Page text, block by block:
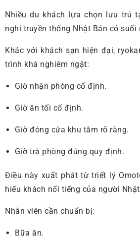
Nhiều du khách lựa chọn lưu trú
nghỉ truyền thống Nhật Bản có suối
Khác với khách sạn hiện đại,
trình khá nghiêm ngặt:
Giờ nhận phòng cố định.
Giờ ăn tối cố định.
Giờ đóng cửa khu tắm rõ ràng.
Giờ trả phòng đúng quy định.
Điều này xuất phát từ triết lý
hiếu khách nổi tiếng của người
Nhân viên cần chuẩn bị:
Bữa ăn.